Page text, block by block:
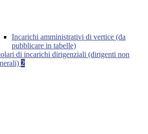
Incarichi amministrativi di vertice (da
pubblicare in tabelle)
di incarichi dirigenziali (dirigenti non
2